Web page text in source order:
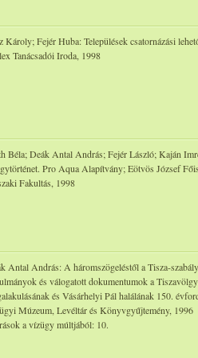
Károly; Fejér Huba: Települések csatornázási
Tanácsadói Iroda, 1998
Béla; Deák Antal András; Fejér László; Kaján
Pro Aqua Alapítvány; Eötvös József
Fakultás, 1998
Antal András: A háromszögeléstől a Tisza-
és válogatott dokumentumok a
és Vásárhelyi Pál halálának 150.
Múzeum, Levéltár és Könyvgyűjtemény, 1996
a vízügy múltjából: 10.